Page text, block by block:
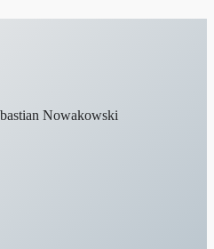
Nowakowski